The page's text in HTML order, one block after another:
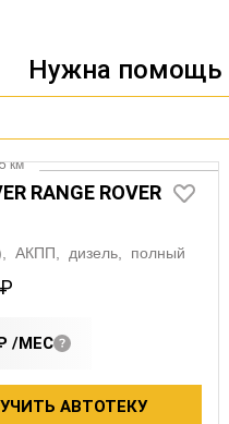
Нужна помощь
км
RANGE ROVER
АКПП, дизель, полный
/МЕС
АВТОТЕКУ